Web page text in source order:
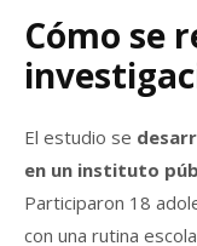
Cómo se
El estudio se
en un instituto
Participaron 18
con una rutina